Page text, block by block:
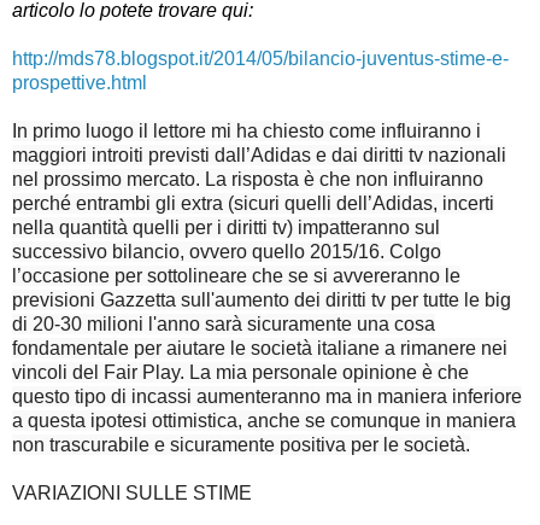
articolo lo potete trovare qui:
http://mds78.blogspot.it/2014/05/bilancio-juventus-stime-e-
prospettive.html
In primo luogo il lettore mi ha chiesto come influiranno i
maggiori introiti previsti dall’Adidas e dai diritti tv nazionali
nel prossimo mercato. La risposta è che non influiranno
perché entrambi gli extra (sicuri quelli dell’Adidas, incerti
nella quantità quelli per i diritti tv) impatteranno sul
successivo bilancio, ovvero quello 2015/16. Colgo
l’occasione per sottolineare che se si avvereranno le
previsioni Gazzetta sull'aumento dei diritti tv per tutte le big
di 20-30 milioni l'anno sarà sicuramente una cosa
fondamentale per aiutare le società italiane a rimanere nei
vincoli del Fair Play. La mia personale opinione è che
questo tipo di incassi aumenteranno ma in maniera inferiore
a questa ipotesi ottimistica, anche se comunque in maniera
non trascurabile e sicuramente positiva per le società.
VARIAZIONI SULLE STIME